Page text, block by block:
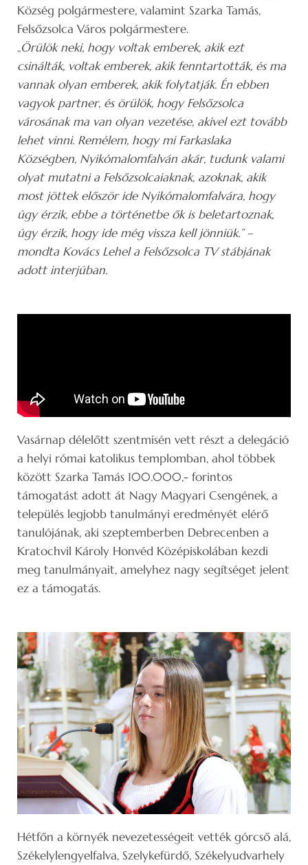
Község polgármestere, valamint Szarka Tamás,
Felsőzsolca Város polgármestere.
„Örülök neki, hogy voltak emberek, akik ezt
csinálták, voltak emberek, akik fenntartották, és ma
vannak olyan emberek, akik folytatják. Én ebben
vagyok partner, és örülök, hogy Felsőzsolca
városának ma van olyan vezetése, akivel ezt tovább
lehet vinni. Remélem, hogy mi Farkaslaka
Községben, Nyikómalomfalván akár, tudunk valami
olyat mutatni a Felsőzsolcaiaknak, azoknak, akik
most jöttek először ide Nyikómalomfalvára, hogy
úgy érzik, ebbe a történetbe ők is beletartoznak,
úgy érzik, hogy ide még vissza kell jönniük.” –
mondta Kovács Lehel a Felsőzsolca TV stábjának
adott interjúban.
Vasárnap délelőtt szentmisén vett részt a delegáció
a helyi római katolikus templomban, ahol többek
között Szarka Tamás 100.000,- forintos
támogatást adott át Nagy Magyari Csengének, a
település legjobb tanulmányi eredményét elérő
tanulójának, aki szeptemberben Debrecenben a
Kratochvil Károly Honvéd Középiskolában kezdi
meg tanulmányait, amelyhez nagy segítséget jelent
ez a támogatás.
Hétfőn a környék nevezetességeit vették górcső alá,
Székelylengyelfalva, Szelykefürdő, Székelyudvarhely